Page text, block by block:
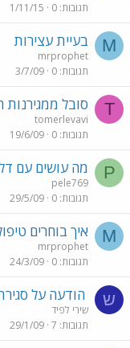
תגובות 0
1/11/15
M בעיית עצירות
mrprophet
תגובות 0
3/7/09
T סובל ממגירנות
tomerlevavi
תגובות 0
19/6/09
P מה עושים עם
pele769
תגובות 0
29/5/09
M איך בוחרים
mrprophet
תגובות 0
24/3/09
ש הודעה על
שירי לפיד
תגובות 7
29/1/09